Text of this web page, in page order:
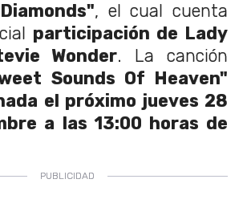
, el cual cuenta
participación de Lady
Wonder. La canción
Sounds Of Heaven"
el próximo jueves 28
a las 13:00 horas de